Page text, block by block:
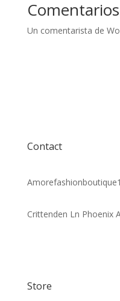
Un comentarista de
Contact
Crittenden Ln Phoenix
Store